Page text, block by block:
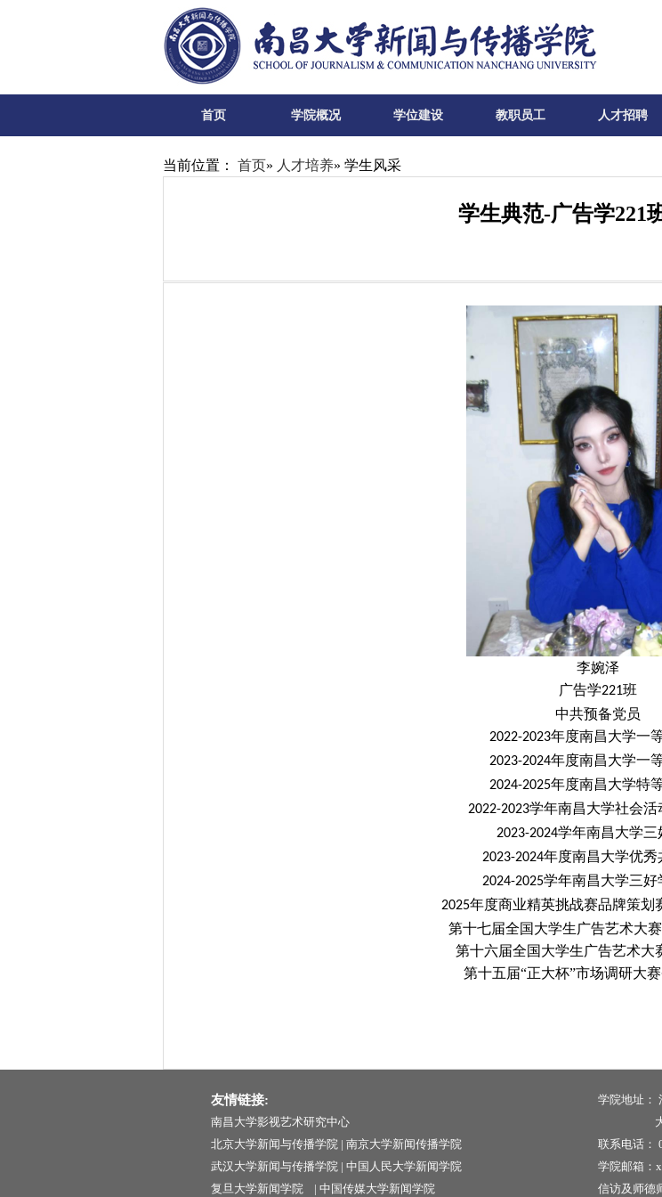
首页 学院概况 学位建设 教职员工 人才招聘
当前位置： 首页» 人才培养» 学生风采
学生典范-广告学221
李婉泽
广告学221班
中共预备党员
2022-2023年度南昌大学一
2023-2024年度南昌大学一
2024-2025年度南昌大学特
2022-2023学年南昌大学社会活
2023-2024学年南昌大学三
2023-2024年度南昌大学优秀
2024-2025学年南昌大学三好
2025年度商业精英挑战赛品牌策划
第十七届全国大学生广告艺术大
第十六届全国大学生广告艺术大
第十五届“正大杯”市场调研大
友情链接:
南昌大学影视艺术研究中心
北京大学新闻与传播学院 | 南京大学新闻传播学院
武汉大学新闻与传播学院 | 中国人民大学新闻学院
复旦大学新闻学院
| 中国传媒大学新闻学院
学院地址：
联系电话：
学院邮箱：
信访及师德